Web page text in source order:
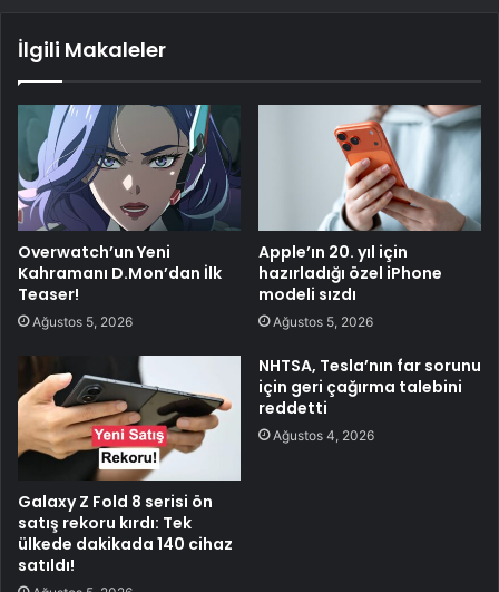
İlgili Makaleler
Overwatch’un Yeni
Kahramanı D.Mon’dan İlk
Teaser!
Ağustos 5, 2026
Apple’ın 20. yıl için
hazırladığı özel iPhone
modeli sızdı
Ağustos 5, 2026
Galaxy Z Fold 8 serisi ön
satış rekoru kırdı: Tek
ülkede dakikada 140 cihaz
satıldı!
NHTSA, Tesla’nın far sorunu
için geri çağırma talebini
reddetti
Ağustos 4, 2026